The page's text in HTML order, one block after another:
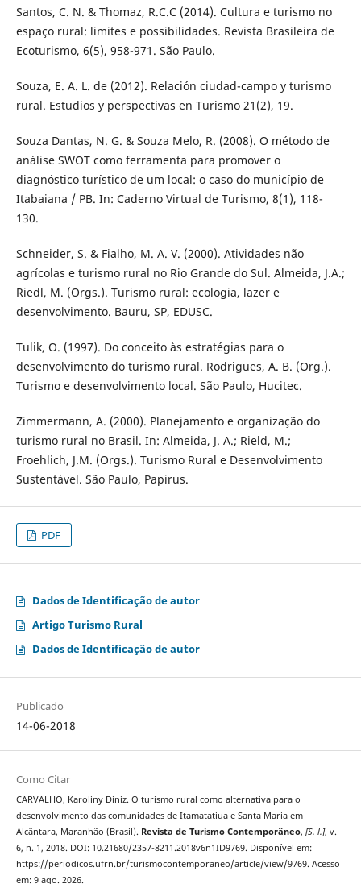
Santos, C. N. & Thomaz, R.C.C (2014). Cultura e turismo no
espaço rural: limites e possibilidades. Revista Brasileira de
Ecoturismo, 6(5), 958-971. São Paulo.
Souza, E. A. L. de (2012). Relación ciudad-campo y turismo
rural. Estudios y perspectivas en Turismo 21(2), 19.
Souza Dantas, N. G. & Souza Melo, R. (2008). O método de
análise SWOT como ferramenta para promover o
diagnóstico turístico de um local: o caso do município de
Itabaiana / PB. In: Caderno Virtual de Turismo, 8(1), 118-
130.
Schneider, S. & Fialho, M. A. V. (2000). Atividades não
agrícolas e turismo rural no Rio Grande do Sul. Almeida, J.A.;
Riedl, M. (Orgs.). Turismo rural: ecologia, lazer e
desenvolvimento. Bauru, SP, EDUSC.
Tulik, O. (1997). Do conceito às estratégias para o
desenvolvimento do turismo rural. Rodrigues, A. B. (Org.).
Turismo e desenvolvimento local. São Paulo, Hucitec.
Zimmermann, A. (2000). Planejamento e organização do
turismo rural no Brasil. In: Almeida, J. A.; Rield, M.;
Froehlich, J.M. (Orgs.). Turismo Rural e Desenvolvimento
Sustentável. São Paulo, Papirus.
PDF
Dados de Identificação de autor
Artigo Turismo Rural
Dados de Identificação de autor
Publicado
14-06-2018
Como Citar
CARVALHO, Karoliny Diniz. O turismo rural como alternativa para o
desenvolvimento das comunidades de Itamatatiua e Santa Maria em
Alcântara, Maranhão (Brasil). Revista de Turismo Contemporâneo, [S. l.], v.
6, n. 1, 2018. DOI: 10.21680/2357-8211.2018v6n1ID9769. Disponível em:
https://periodicos.ufrn.br/turismocontemporaneo/article/view/9769. Acesso
em: 9 ago. 2026.